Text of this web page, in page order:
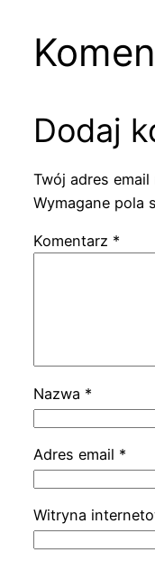
Dodaj
Twój adres
Wymagane pola
Komentarz *
Nazwa *
Adres email *
Witryna